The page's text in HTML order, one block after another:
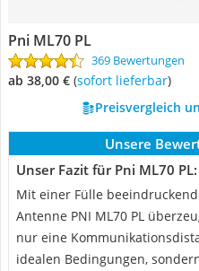
Pni ML70 PL
369 Bewertungen
ab 38,00 € ( Sofort lieferbar)
Preisvergleich
Unsere
Unser Fazit für Pni ML70 PL:
Mit einer Fülle
Antenne PNI ML70 PL
nur eine
idealen Bedingungen,